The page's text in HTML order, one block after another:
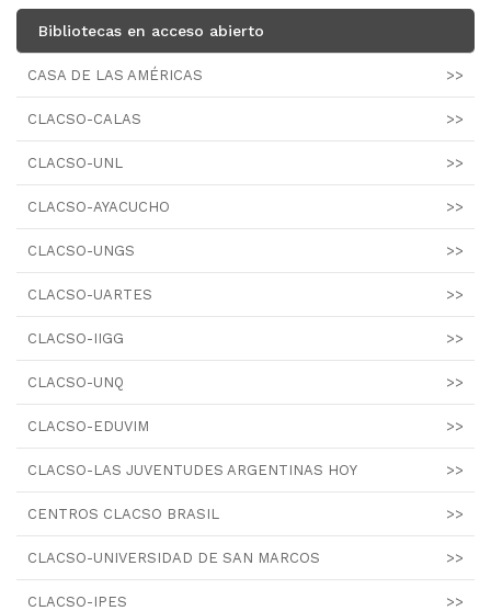
Bibliotecas en acceso abierto
CASA DE LAS AMÉRICAS >>
CLACSO-CALAS >>
CLACSO-UNL >>
CLACSO-AYACUCHO >>
CLACSO-UNGS >>
CLACSO-UARTES >>
CLACSO-IIGG >>
CLACSO-UNQ >>
CLACSO-EDUVIM >>
CLACSO-LAS JUVENTUDES ARGENTINAS HOY >>
CENTROS CLACSO BRASIL >>
CLACSO-UNIVERSIDAD DE SAN MARCOS >>
CLACSO-IPES >>